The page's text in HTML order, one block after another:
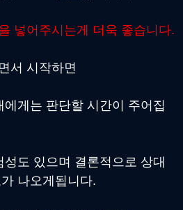
넣어주시는게 더욱 좋습니다.
서 시작하면
게는 판단할 시간이 주어집
도 있으며 결론적으로 상대
나오게됩니다.